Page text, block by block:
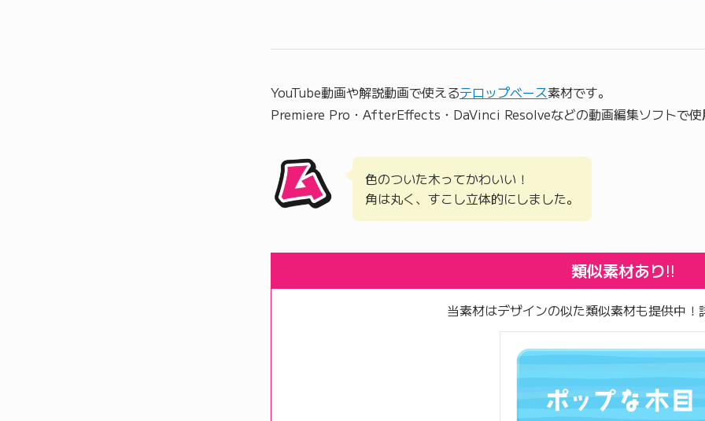
YouTube動画や解説動画で使えるテロップベース素材です。
Premiere Pro・AfterEffects・DaVinci Resolveなどの動画編集ソフトで使
色のついた木ってかわいい！
角は丸く、すこし立体的にしました。
類似素材あり!!
当素材はデザインの似た類似素材も提供中！